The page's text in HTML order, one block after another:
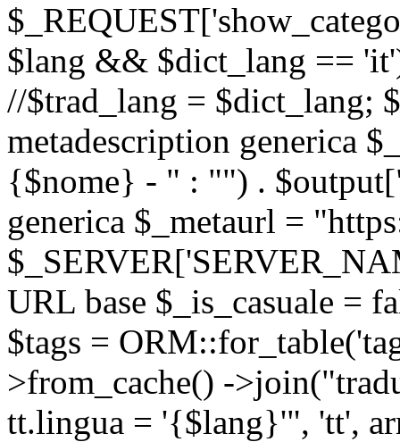
$lang && $dict_lang ==
//$trad_lang = $dict_lang;
metadescription generica
{$nome} - " : "") .
generica $_metaurl =
URL base $_is_casuale =
$tags =
>from_cache() -
tt.lingua = '{$lang}'", 'tt',